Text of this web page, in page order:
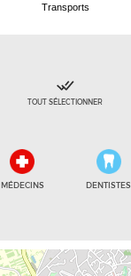
Transports
TOUT SÉLECTIONNER
MÉDECINS DENTISTES